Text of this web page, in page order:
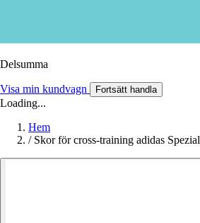
Delsumma
Visa min kundvagn Fortsätt handla
Loading...
Hem
/ Skor för cross-training adidas Spezial